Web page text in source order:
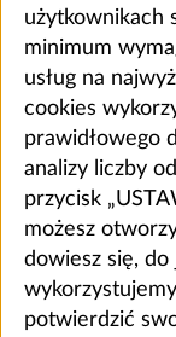
użytkownikach
minimum
usług na
cookies
prawidłowego
analizy liczby
przycisk
możesz
dowiesz się,
potwierdzić